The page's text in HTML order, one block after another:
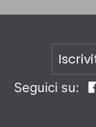
Seguici su: